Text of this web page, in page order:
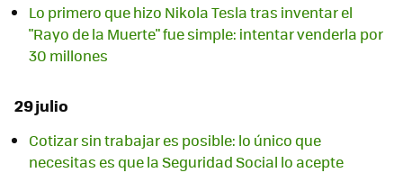
Lo primero que hizo Nikola Tesla tras inventar el
"Rayo de la Muerte" fue simple: intentar venderla por
30 millones
29 julio
Cotizar sin trabajar es posible: lo único que
necesitas es que la Seguridad Social lo acepte